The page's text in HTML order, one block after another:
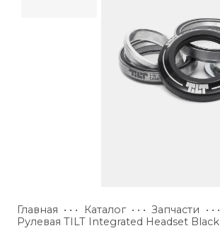
Главная • • • Каталог • • • Запчасти • • •
Рулевая TILT Integrated Headset Black